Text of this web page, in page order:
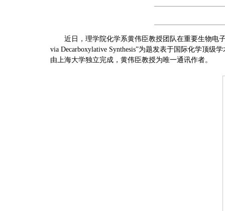
近日，理学院化学系黄伟臣教授团队在重要生物电
via Decarboxylative Synthesis”为题发表于国际化学顶级
由上海大学独立完成，黄伟臣教授为唯一通讯作者。